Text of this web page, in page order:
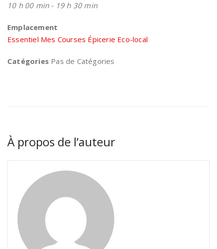
10 h 00 min - 19 h 30 min
Emplacement
Essentiel Mes Courses Épicerie Eco-local
Catégories Pas de Catégories
À propos de l’auteur